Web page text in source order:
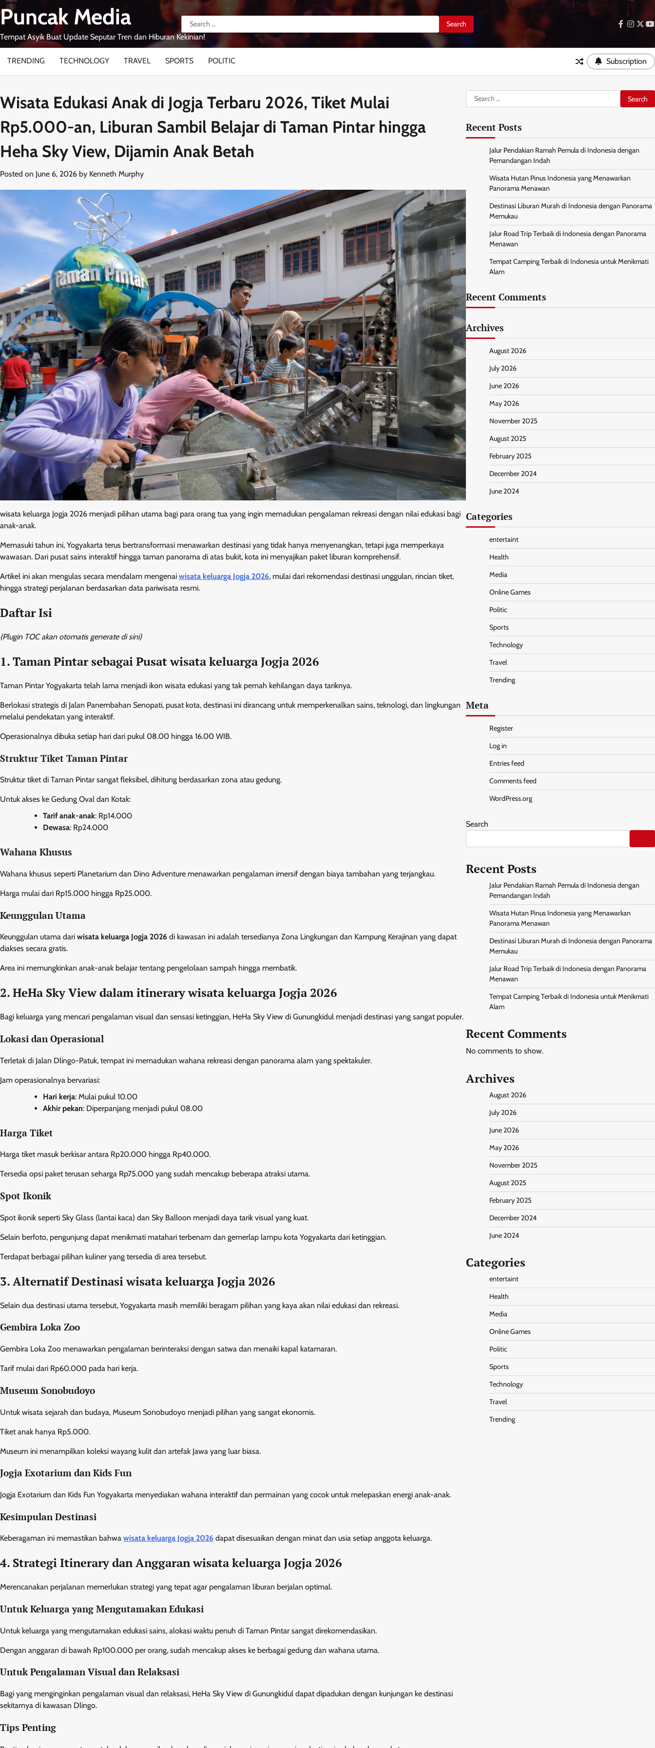
Skip
to
Puncak Media
Tempat Asyik Buat Update Seputar Tren dan Hiburan Kekinian!
Search
for:
facebook
TRENDING TECHNOLOGY TRAVEL SPORTS POLITIC Subscription
Wisata Edukasi Anak di Jogja Terbaru 2026, Tiket Mulai
Rp5.000-an, Liburan Sambil Belajar di Taman Pintar hingga
Heha Sky View, Dijamin Anak Betah
Posted on June 6, 2026 by Kenneth Murphy
wisata keluarga Jogja 2026 menjadi pilihan utama bagi para orang tua yang ingin memadukan pengalaman rekreasi dengan nilai edukasi bagi
anak-anak.
Memasuki tahun ini, Yogyakarta terus bertransformasi menawarkan destinasi yang tidak hanya menyenangkan, tetapi juga memperkaya
wawasan. Dari pusat sains interaktif hingga taman panorama di atas bukit, kota ini menyajikan paket liburan komprehensif.
Artikel ini akan mengulas secara mendalam mengenai wisata keluarga Jogja 2026, mulai dari rekomendasi destinasi unggulan, rincian tiket,
hingga strategi perjalanan berdasarkan data pariwisata resmi.
Daftar Isi
(Plugin TOC akan otomatis generate di sini)
1. Taman Pintar sebagai Pusat wisata keluarga Jogja 2026
Taman Pintar Yogyakarta telah lama menjadi ikon wisata edukasi yang tak pernah kehilangan daya tariknya.
Berlokasi strategis di Jalan Panembahan Senopati, pusat kota, destinasi ini dirancang untuk memperkenalkan sains, teknologi, dan lingkungan
melalui pendekatan yang interaktif.
Operasionalnya dibuka setiap hari dari pukul 08.00 hingga 16.00 WIB.
Struktur Tiket Taman Pintar
Struktur tiket di Taman Pintar sangat fleksibel, dihitung berdasarkan zona atau gedung.
Untuk akses ke Gedung Oval dan Kotak:
Tarif anak-anak: Rp14.000
Dewasa: Rp24.000
Wahana Khusus
Wahana khusus seperti Planetarium dan Dino Adventure menawarkan pengalaman imersif dengan biaya tambahan yang terjangkau.
Harga mulai dari Rp15.000 hingga Rp25.000.
Keunggulan Utama
Keunggulan utama dari wisata keluarga Jogja 2026 di kawasan ini adalah tersedianya Zona Lingkungan dan Kampung Kerajinan yang dapat
diakses secara gratis.
Area ini memungkinkan anak-anak belajar tentang pengelolaan sampah hingga membatik.
2. HeHa Sky View dalam itinerary wisata keluarga Jogja 2026
Bagi keluarga yang mencari pengalaman visual dan sensasi ketinggian, HeHa Sky View di Gunungkidul menjadi destinasi yang sangat populer.
Lokasi dan Operasional
Terletak di Jalan Dlingo-Patuk, tempat ini memadukan wahana rekreasi dengan panorama alam yang spektakuler.
Jam operasionalnya bervariasi:
Hari kerja: Mulai pukul 10.00
Akhir pekan: Diperpanjang menjadi pukul 08.00
Harga Tiket
Harga tiket masuk berkisar antara Rp20.000 hingga Rp40.000.
Tersedia opsi paket terusan seharga Rp75.000 yang sudah mencakup beberapa atraksi utama.
Spot Ikonik
Spot ikonik seperti Sky Glass (lantai kaca) dan Sky Balloon menjadi daya tarik visual yang kuat.
Selain berfoto, pengunjung dapat menikmati matahari terbenam dan gemerlap lampu kota Yogyakarta dari ketinggian.
Terdapat berbagai pilihan kuliner yang tersedia di area tersebut.
3. Alternatif Destinasi wisata keluarga Jogja 2026
Selain dua destinasi utama tersebut, Yogyakarta masih memiliki beragam pilihan yang kaya akan nilai edukasi dan rekreasi.
Gembira Loka Zoo
Gembira Loka Zoo menawarkan pengalaman berinteraksi dengan satwa dan menaiki kapal katamaran.
Tarif mulai dari Rp60.000 pada hari kerja.
Museum Sonobudoyo
Untuk wisata sejarah dan budaya, Museum Sonobudoyo menjadi pilihan yang sangat ekonomis.
Tiket anak hanya Rp5.000.
Museum ini menampilkan koleksi wayang kulit dan artefak Jawa yang luar biasa.
Jogja Exotarium dan Kids Fun
Jogja Exotarium dan Kids Fun Yogyakarta menyediakan wahana interaktif dan permainan yang cocok untuk melepaskan energi anak-anak.
Kesimpulan Destinasi
Keberagaman ini memastikan bahwa wisata keluarga Jogja 2026 dapat disesuaikan dengan minat dan usia setiap anggota keluarga.
4. Strategi Itinerary dan Anggaran wisata keluarga Jogja 2026
Merencanakan perjalanan memerlukan strategi yang tepat agar pengalaman liburan berjalan optimal.
Untuk Keluarga yang Mengutamakan Edukasi
Untuk keluarga yang mengutamakan edukasi sains, alokasi waktu penuh di Taman Pintar sangat direkomendasikan.
Dengan anggaran di bawah Rp100.000 per orang, sudah mencakup akses ke berbagai gedung dan wahana utama.
Untuk Pengalaman Visual dan Relaksasi
Bagi yang menginginkan pengalaman visual dan relaksasi, HeHa Sky View di Gunungkidul dapat dipadukan dengan kunjungan ke destinasi
sekitarnya di kawasan Dlingo.
Tips Penting
Search
for:
Recent Posts
Jalur Pendakian Ramah Pemula di Indonesia dengan
Pemandangan Indah
Wisata Hutan Pinus Indonesia yang Menawarkan
Panorama Menawan
Destinasi Liburan Murah di Indonesia dengan Panorama
Memukau
Jalur Road Trip Terbaik di Indonesia dengan Panorama
Menawan
Tempat Camping Terbaik di Indonesia untuk Menikmati
Alam
Recent Comments
Archives
August 2026
July 2026
June 2026
May 2026
November 2025
August 2025
February 2025
December 2024
June 2024
Categories
entertaint
Health
Media
Online Games
Politic
Sports
Technology
Travel
Trending
Meta
Register
Log in
Entries feed
Comments feed
WordPress.org
Search
Recent Posts
Jalur Pendakian Ramah Pemula di Indonesia dengan
Pemandangan Indah
Wisata Hutan Pinus Indonesia yang Menawarkan
Panorama Menawan
Destinasi Liburan Murah di Indonesia dengan Panorama
Memukau
Jalur Road Trip Terbaik di Indonesia dengan Panorama
Menawan
Tempat Camping Terbaik di Indonesia untuk Menikmati
Alam
Recent Comments
No comments to show.
Archives
August 2026
July 2026
June 2026
May 2026
November 2025
August 2025
February 2025
December 2024
June 2024
Categories
entertaint
Health
Media
Online Games
Politic
Sports
Technology
Travel
Trending